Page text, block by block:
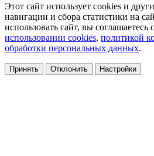
Этот сайт использует cookies и
навигации и сбора статистики на
использовать сайт, вы соглашаетесь с
использовании cookies, политикой
обработки персональных данных.
Принять Отклонить Настройки